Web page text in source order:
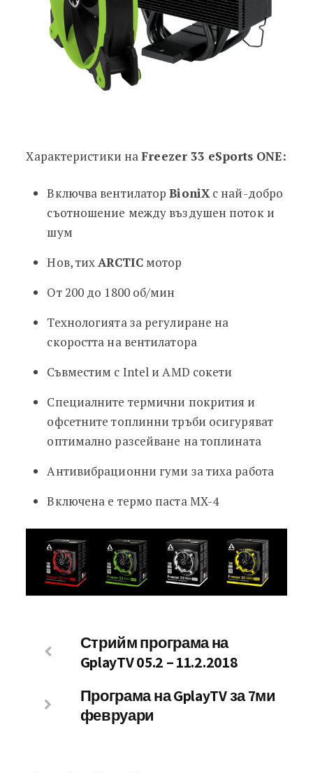
Характеристики наFreezer 33 eSports ONE:
Включва вентилаторBioniXс най-добро
съотношение между въздушен поток и
шум
Нов, тих ARCTICмотор
От 200 до 1800 об/мин
Технологията за регулиране на
скоростта на вентилатора
Съвместим с Intel и AMD сокети
Специалните термични покрития и
офсетните топлинни тръби осигуряват
оптимално разсейване на топлината
Антивибрационни гуми за тиха работа
Включена е термо паста MX-4
Стрийм програма на
GplayTV 05.2 – 11.2.2018
Програма на GplayTV за 7ми
февруари